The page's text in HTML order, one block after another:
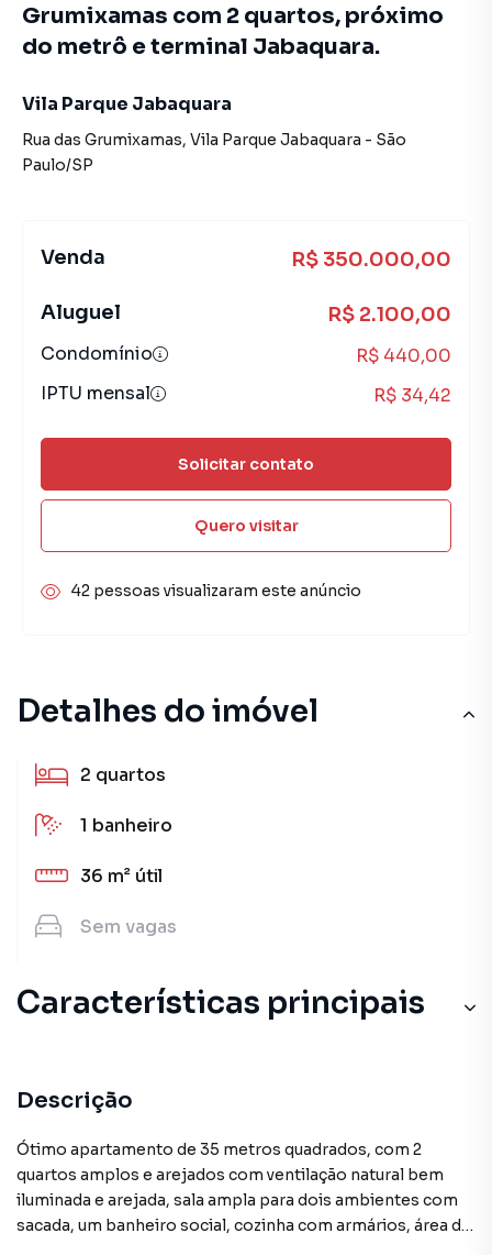
Detalhes do imóvel
2 quartos
1 banheiro
36 m² útil
Sem vagas
Características principais
Descrição
Ótimo apartamento de 35 metros quadrados, com 2
quartos amplos e arejados com ventilação natural bem
iluminada e arejada, sala ampla para dois ambientes com
sacada, um banheiro social, cozinha com armários, área de
Grumixamas com 2 quartos, próximo
do metrô e terminal Jabaquara.
Vila Parque Jabaquara
Rua das Grumixamas, Vila Parque Jabaquara - São
Paulo/SP
Venda R$ 350.000,00
Aluguel R$ 2.100,00
Condomínio
R$ 440,00
IPTU mensal
R$ 34,42
Solicitar contato
Quero visitar
42 pessoas visualizaram este anúncio